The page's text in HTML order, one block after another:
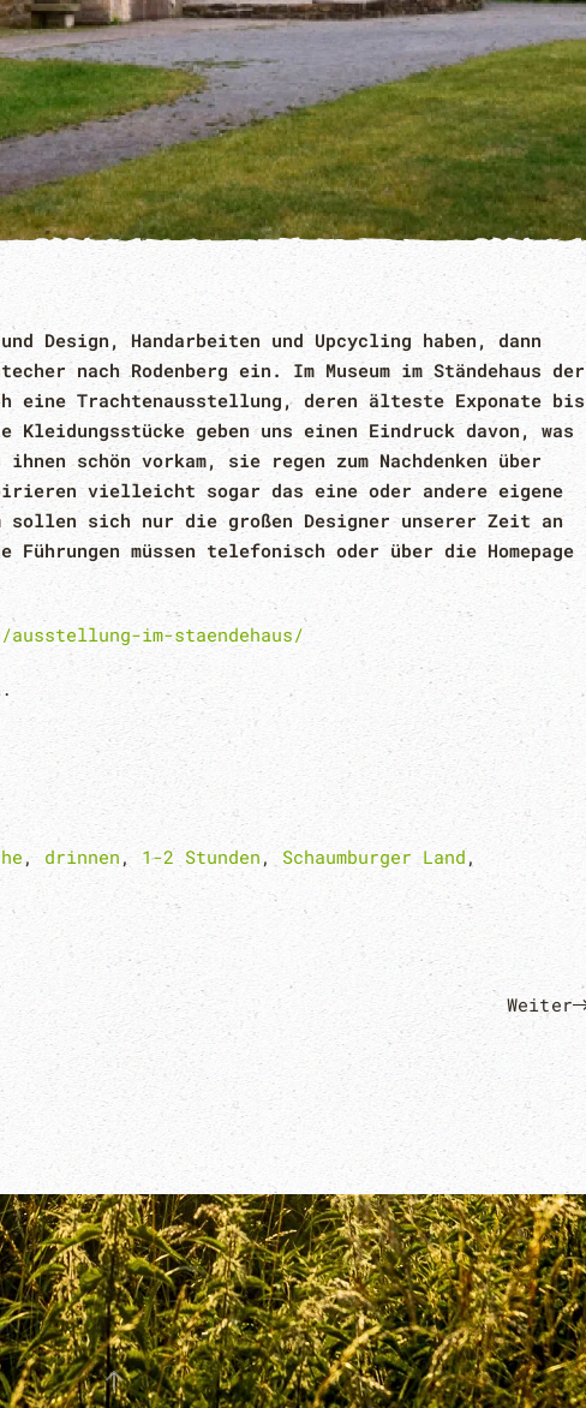
Design, Handarbeiten und Upcycling haben, dann
nach Rodenberg ein. Im Museum im Ständehaus der
eine Trachtenausstellung, deren älteste Exponate bis
geben uns einen Eindruck davon, was
schön vorkam, sie regen zum Nachdenken über
vielleicht sogar das eine oder andere eigene
sollen sich nur die großen Designer unserer Zeit an
müssen telefonisch oder über die Homepage
ausstellung-im-staendehaus/
, drinnen , 1-2 Stunden , Schaumburger Land,
Weiter